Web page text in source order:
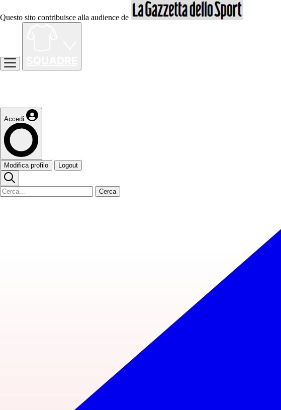
Questo sito contribuisce alla audience de
Accedi
Modifica profilo Logout
Cerca